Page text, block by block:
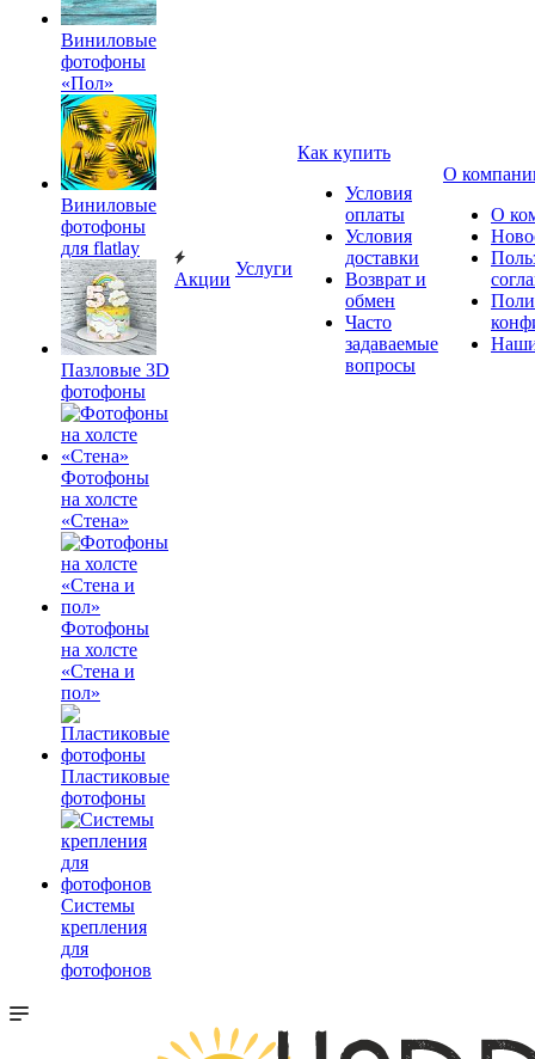
Виниловые
фотофоны
«Пол»
Виниловые
фотофоны
для flatlay
Пазловые 3D
фотофоны
Фотофоны
на холсте
«Стена»
Фотофоны
на холсте
«Стена и
пол»
Пластиковые
фотофоны
Системы
крепления
для
фотофонов
Акции
Услуги
Как купить
Условия
оплаты
Условия
доставки
Возврат и
обмен
Часто
задаваемые
вопросы
О
О